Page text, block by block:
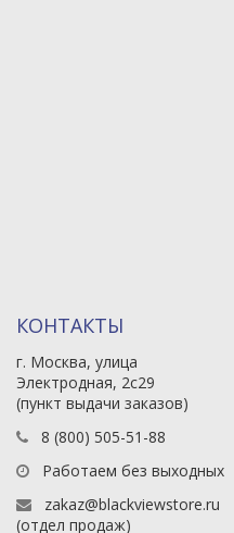
КОНТАКТЫ
г. Москва, улица
Электродная, 2с29
(пункт выдачи заказов)
8 (800) 505-51-88
Работаем без выходных
zakaz@blackviewstore.ru
(отдел продаж)